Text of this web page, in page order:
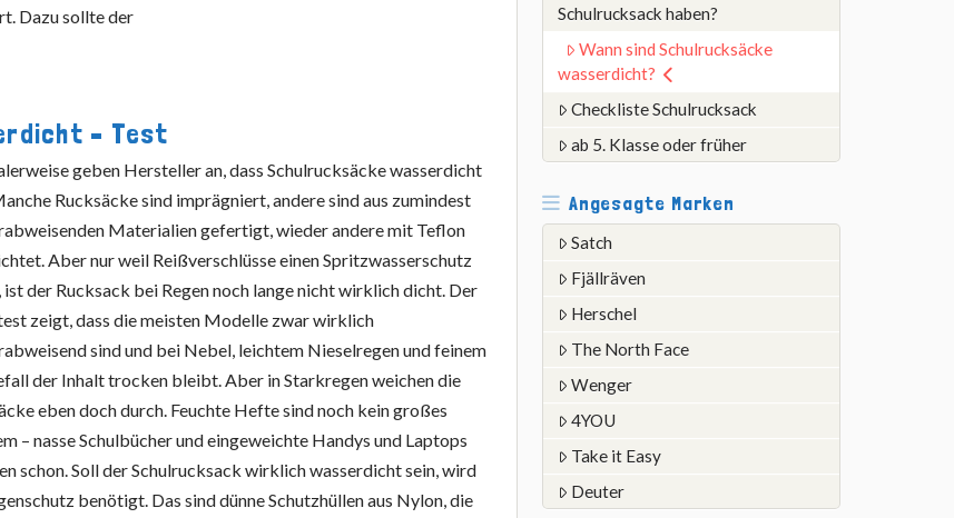
Dazu sollte der
– Test
geben Hersteller an, dass Schulrucksäcke wasserdicht
Rucksäcke sind imprägniert, andere sind aus zumindest
Materialien gefertigt, wieder andere mit Teflon
Aber nur weil Reißverschlüsse einen Spritzwasserschutz
ist der Rucksack bei Regen noch lange nicht wirklich dicht. Der
zeigt, dass die meisten Modelle zwar wirklich
sind und bei Nebel, leichtem Nieselregen und feinem
der Inhalt trocken bleibt. Aber in Starkregen weichen die
eben doch durch. Feuchte Hefte sind noch kein großes
– nasse Schulbücher und eingeweichte Handys und Laptops
schon. Soll der Schulrucksack wirklich wasserdicht sein, wird
benötigt. Das sind dünne Schutzhüllen aus Nylon, die
Schulrucksack haben?
Wann sind Schulrucksäcke
wasserdicht?
Checkliste Schulrucksack
ab 5. Klasse oder früher
Angesagte Marken
Satch
Fjällräven
Herschel
The North Face
Wenger
4YOU
Take it Easy
Deuter